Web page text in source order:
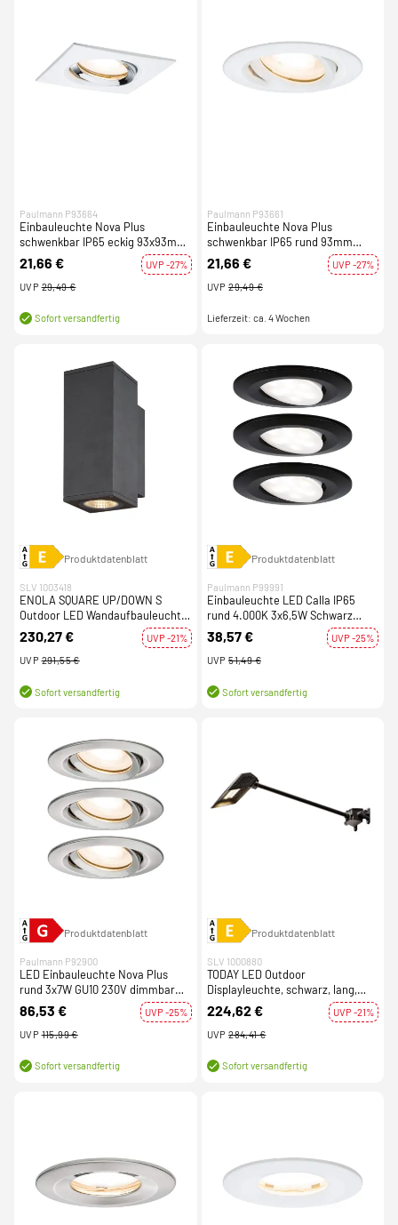
Paulmann P93664
Einbauleuchte Nova Plus
schwenkbar IP65 eckig 93x93mm
GU5,3 / GU10 max. 35W dimmbar
Weiß matt/Chrom
21,66 €
UVP -27%
UVP 29,49 €
Sofort versandfertig
Paulmann P93661
Einbauleuchte Nova Plus
schwenkbar IP65 rund 93mm
GU5,3 / GU10 max. 35W dimmbar
Weiß matt
21,66 €
UVP -27%
UVP 29,49 €
Lieferzeit: ca. 4 Wochen
Produktdatenblatt
SLV 1003418
ENOLA SQUARE UP/DOWN S
Outdoor LED Wandaufbauleuchte
anthrazit CCT 3000/4000K
230,27 €
UVP -21%
UVP 291,55 €
Sofort versandfertig
Produktdatenblatt
Paulmann P99991
Einbauleuchte LED Calla IP65
rund 4.000K 3x6,5W Schwarz
matt schwenkbar
38,57 €
UVP -25%
UVP 51,49 €
Sofort versandfertig
Produktdatenblatt
Paulmann P92900
LED Einbauleuchte Nova Plus
rund 3x7W GU10 230V dimmbar
schwenkbar Eisen gebürstet
86,53 €
UVP -25%
UVP 115,99 €
Sofort versandfertig
Produktdatenblatt
SLV 1000880
TODAY LED Outdoor
Displayleuchte, schwarz, lang,
4000K, IP65
224,62 €
UVP -21%
UVP 284,41 €
Sofort versandfertig